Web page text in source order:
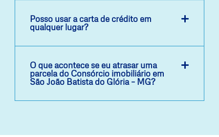
Posso usar a carta de crédito em
qualquer lugar?
O que acontece se eu atrasar uma
parcela do Consórcio imobiliário em
São João Batista do Glória – MG?